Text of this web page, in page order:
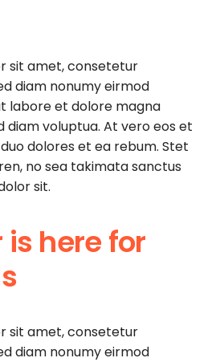
sit amet, consetetur
diam nonumy eirmod
labore et dolore magna
diam voluptua. At vero eos et
dolores et ea rebum. Stet
no sea takimata sanctus
sit.
here for
sit amet, consetetur
diam nonumy eirmod